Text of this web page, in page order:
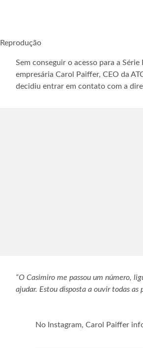
Reprodução
Sem conseguir o acesso para a
empresária Carol Paiffer, CEO da
decidiu entrar em contato com a
“O Casimiro me passou um número,
ajudar. Estou disposta a ouvir todas as
No Instagram, Carol Paiffer